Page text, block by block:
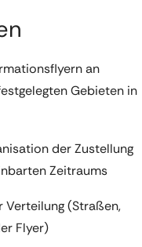
an
Gebieten in
der Zustellung
Zeitraums
(Straßen,
Flyer)